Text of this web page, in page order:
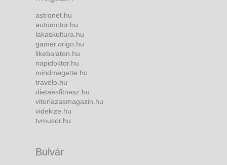
astronet.hu
automotor.hu
lakaskultura.hu
gamer.origo.hu
likebalaton.hu
napidoktor.hu
mindmegette.hu
travelo.hu
dietaesfitnesz.hu
vitorlazasmagazin.hu
videkize.hu
tvmusor.hu
Bulvár